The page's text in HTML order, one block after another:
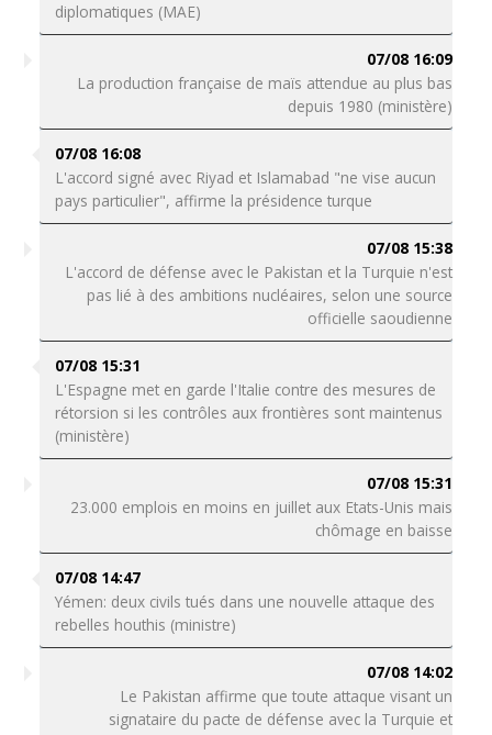
diplomatiques (MAE)
07/08 16:09
La production française de maïs attendue au plus bas
depuis 1980 (ministère)
07/08 16:08
L'accord signé avec Riyad et Islamabad "ne vise aucun
pays particulier", affirme la présidence turque
07/08 15:38
L'accord de défense avec le Pakistan et la Turquie n'est
pas lié à des ambitions nucléaires, selon une source
officielle saoudienne
07/08 15:31
L'Espagne met en garde l'Italie contre des mesures de
rétorsion si les contrôles aux frontières sont maintenus
(ministère)
07/08 15:31
23.000 emplois en moins en juillet aux Etats-Unis mais
chômage en baisse
07/08 14:47
Yémen: deux civils tués dans une nouvelle attaque des
rebelles houthis (ministre)
07/08 14:02
Le Pakistan affirme que toute attaque visant un
signataire du pacte de défense avec la Turquie et